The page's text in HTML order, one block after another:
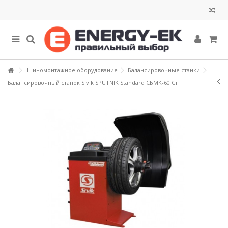
Шиномонтажное оборудование
Балансировочные станки
Балансировочный станок Sivik SPUTNIK Standard СБМК-60 Ст